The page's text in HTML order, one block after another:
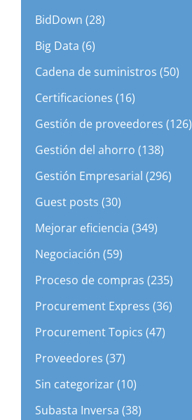
BidDown (28)
Big Data (6)
Cadena de suministros (50)
Certificaciones (16)
Gestión de proveedores (126)
Gestión del ahorro (138)
Gestión Empresarial (296)
Guest posts (30)
Mejorar eficiencia (349)
Negociación (59)
Proceso de compras (235)
Procurement Express (36)
Procurement Topics (47)
Proveedores (37)
Sin categorizar (10)
Subasta Inversa (38)